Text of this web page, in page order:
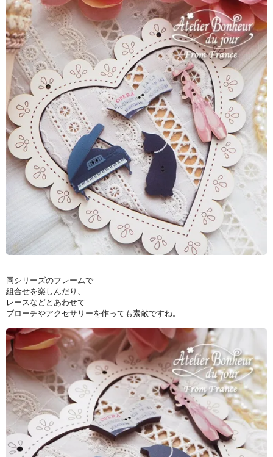
同シリーズのフレームで
組合せを楽しんだり、
レースなどとあわせて
ブローチやアクセサリーを作っても素敵ですね。